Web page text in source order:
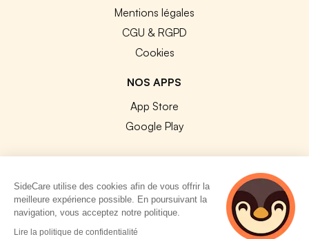
Mentions légales
CGU & RGPD
Cookies
NOS APPS
App Store
Google Play
© 2026 SideCare. Tous droits réservés.
SideCare utilise des cookies afin de vous offrir la
meilleure expérience possible. En poursuivant la
navigation, vous acceptez notre politique.
Lire la politique de confidentialité
5 personnes